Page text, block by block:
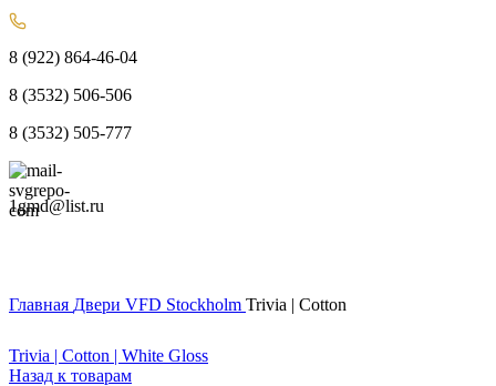
8 (922) 864-46-04
8 (3532) 506-506
8 (3532) 505-777
1gmd@list.ru
Главная Двери VFD Stockholm Trivia | Cotton
Trivia | Cotton | White Gloss
Назад к товарам